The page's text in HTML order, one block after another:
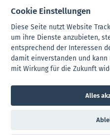
ZAHLUNGSARTEN
Cookie Einstellungen
Diese Seite nutzt Website
um ihre Dienste anzubieten,
entsprechend der Interessen
damit einverstanden und
mit Wirkung für die Zukunft
Alles